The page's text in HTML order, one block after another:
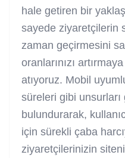
hale getiren bir
sayede ziyaretçilerin
zaman geçirmesini
oranlarınızı
atıyoruz. Mobil
süreleri gibi
bulundurarak,
için sürekli çaba
ziyaretçilerinizin